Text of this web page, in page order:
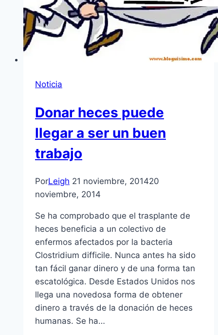
Noticia
Donar heces puede
llegar a ser un buen
trabajo
PorLeigh 21 noviembre, 201420
noviembre, 2014
Se ha comprobado que el trasplante de
heces beneficia a un colectivo de
enfermos afectados por la bacteria
Clostridium difficile. Nunca antes ha sido
tan fácil ganar dinero y de una forma tan
escatológica. Desde Estados Unidos nos
llega una novedosa forma de obtener
dinero a través de la donación de heces
humanas. Se ha…